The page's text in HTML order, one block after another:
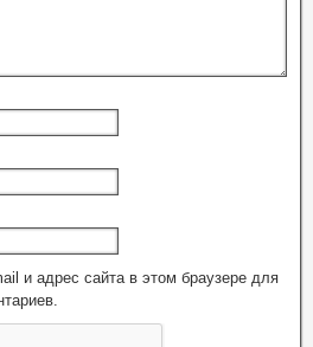
и адрес сайта в этом браузере для